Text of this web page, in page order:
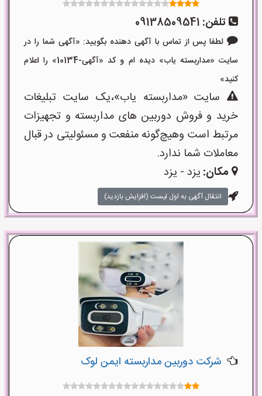
تلفن: 09138509541
لطفا پس از تماس با آگهی دهنده بگویید: «آگهی شما را در
سایت «مداربسته یاب» دیده ام و کد «آگهی-10134» را اعلام
کنید»
سایت «مداربسته یاب»،یک سایت تبلیغات
خرید و فروش دوربین های مداربسته و تجهیزات
مرتبط است وهیچ‌گونه منفعت و مسئولیتی در قبال
معاملات شما ندارد.
مکان: یزد - یزد
انتقال آگهی به اول لیست (افزایش بازدید)
شرکت دوربین مداربسته ایمن لوک